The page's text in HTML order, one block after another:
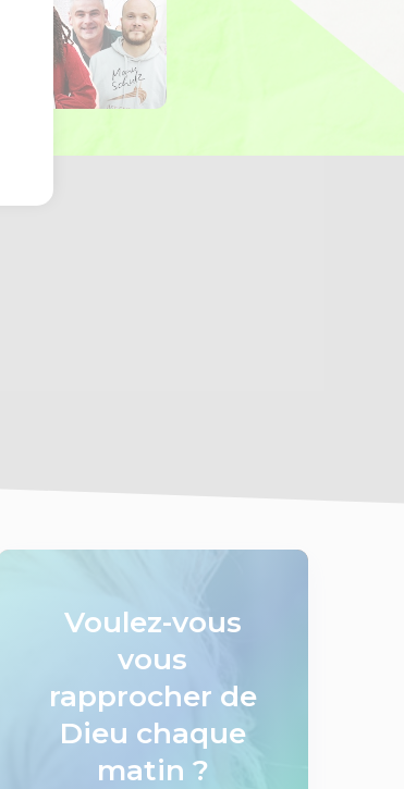
Voulez-vous
vous
rapprocher de
Dieu chaque
matin ?